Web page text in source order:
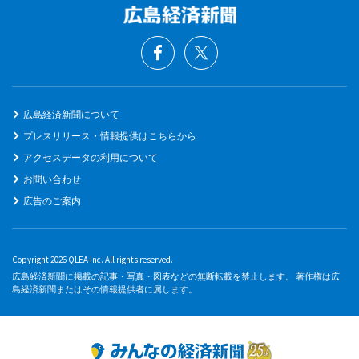
広島経済新聞について
プレスリリース・情報提供はこちらから
アクセスデータの利用について
お問い合わせ
広告のご案内
Copyright 2026 QLEA Inc. All rights reserved.
広島経済新聞に掲載の記事・写真・図表などの無断転載を禁止します。 著作権は広
島経済新聞またはその情報提供者に属します。